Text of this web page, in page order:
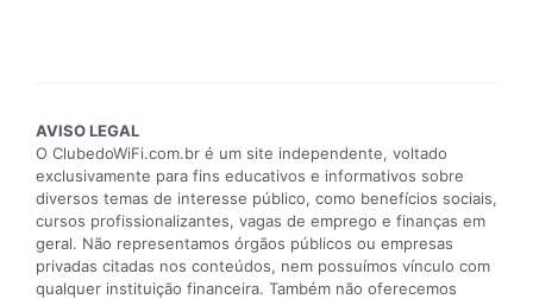
AVISO LEGAL
O ClubedoWiFi.com.br é um site independente, voltado
exclusivamente para fins educativos e informativos sobre
diversos temas de interesse público, como benefícios sociais,
cursos profissionalizantes, vagas de emprego e finanças em
geral. Não representamos órgãos públicos ou empresas
privadas citadas nos conteúdos, nem possuímos vínculo com
qualquer instituição financeira. Também não oferecemos